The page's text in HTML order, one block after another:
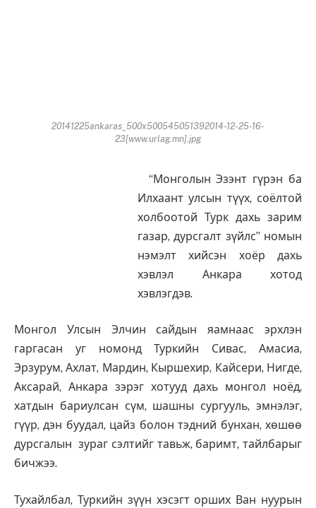
20141225ankaras_500x500545051392014-12-25-16-
23[www.urlag.mn].jpg
“Монголын Эзэнт гүрэн ба
Илхаант улсын түүх, соёлтой
холбоотой Турк дахь зарим
газар, дурсгалт зүйлс” номын
нэмэлт хийсэн хоёр дахь
хэвлэл Анкара хотод
хэвлэгдэв.
Монгол Улсын Элчин сайдын яамнаас эрхлэн
гаргасан уг номонд Туркийн Сивас, Амасиа,
Эрзурум, Ахлат, Мардин, Кыршехир, Кайсери, Нигде,
Аксарай, Анкара зэрэг хотууд дахь монгол ноёд,
хатдын бариулсан сүм, шашны сургууль, эмнэлэг,
гүүр, дэн буудал, цайз болон тэдний бунхан, хөшөө
дурсгалын зураг сэлтийг тавьж, баримт, тайлбарыг
бичжээ.
Тухайлбал, Туркийн зүүн хэсэгт орших Ван нуурын